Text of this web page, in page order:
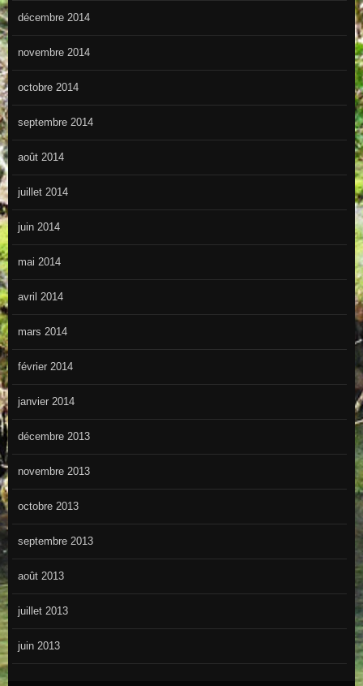
décembre 2014
novembre 2014
octobre 2014
septembre 2014
août 2014
juillet 2014
juin 2014
mai 2014
avril 2014
mars 2014
février 2014
janvier 2014
décembre 2013
novembre 2013
octobre 2013
septembre 2013
août 2013
juillet 2013
juin 2013